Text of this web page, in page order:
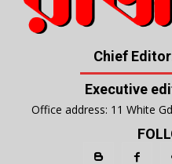
Chief
Executive
Office address: 11 White